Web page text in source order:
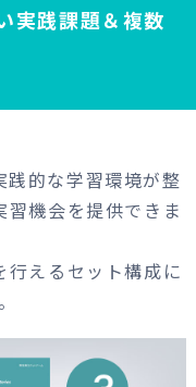
実践課題＆複数
的な学習環境が整
機会を提供できま
行えるセット構成に